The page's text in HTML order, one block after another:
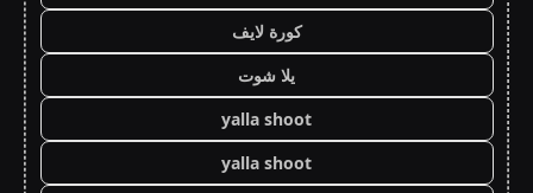
كورة لايف
يلا شوت
yalla shoot
yalla shoot